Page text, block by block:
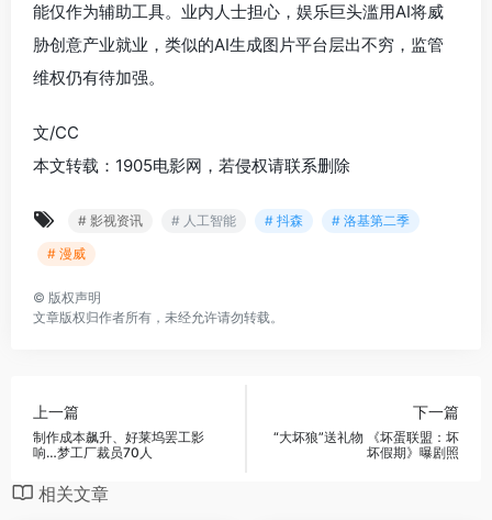
能仅作为辅助工具。业内人士担心，娱乐巨头滥用AI将威
胁创意产业就业，类似的AI生成图片平台层出不穷，监管
维权仍有待加强。
文/CC
本文转载：1905电影网，若侵权请联系删除
# 影视资讯 # 人工智能 # 抖森
# 洛基第二季
# 漫威
© 版权声明
文章版权归作者所有，未经允许请勿转载。
上一篇
制作成本飙升、好莱坞罢工影
响…梦工厂裁员70人
下一篇
“大坏狼”送礼物 《坏蛋联盟：坏
坏假期》曝剧照
相关文章